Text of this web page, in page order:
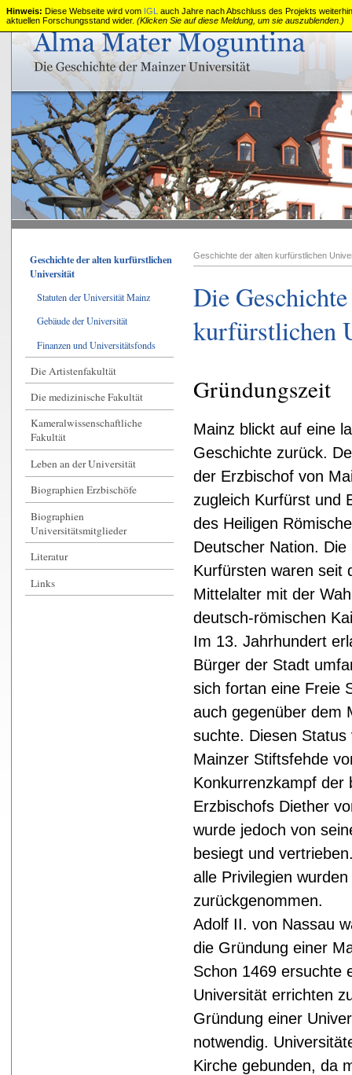
Die
alte
kurfürstliche
Universität
Mainz
Geschichte der alten kurfürstlichen
Universität
Statuten der Universität Mainz
Gebäude der Universität
Finanzen und Universitätsfonds
Die Artistenfakultät
Die medizinische Fakultät
Kameralwissenschaftliche
Fakultät
Leben an der Universität
Biographien Erzbischöfe
Biographien
Universitätsmitglieder
Literatur
Links
Geschichte der alten kurfürstlichen
Die
kurfürstlichen
Gründungszeit
Mainz blickt auf eine
Geschichte zurück.
der Erzbischof von
zugleich Kurfürst und
des Heiligen
Deutscher Nation.
Kurfürsten waren seit
Mittelalter mit der
deutsch-römischen
Im 13. Jahrhundert
Bürger der Stadt
sich fortan eine Freie
auch gegenüber dem
suchte. Diesen
Mainzer Stiftsfehde
Konkurrenzkampf der
Erzbischofs Diether
wurde jedoch von
besiegt und
alle Privilegien
zurückgenommen.
Adolf II. von Nassau
die Gründung einer
Schon 1469 ersuchte
Universität errichten
Gründung einer
notwendig.
Kirche gebunden, da
Hinweis: Diese Webseite wird vom IGL auch Jahre nach Abschluss des Projekts
aktuellen Forschungsstand wider. (Klicken Sie auf diese Meldung, um sie auszublenden.)